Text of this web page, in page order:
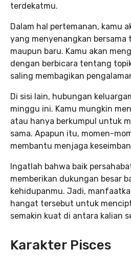
terdekatmu.
Dalam hal pertemanan, kamu
yang menyenangkan bersama
maupun baru. Kamu akan
dengan berbicara tentang
saling membagikan
Di sisi lain, hubungan
minggu ini. Kamu mungkin
atau hanya berkumpul untuk
sama. Apapun itu, momen-
membantu menjaga
Ingatlah bahwa baik
memberikan dukungan besar
kehidupanmu. Jadi,
hangat tersebut untuk
semakin kuat di antara kalian
Karakter Pisces